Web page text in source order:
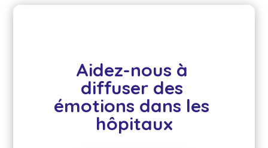
Aidez-nous à
diffuser des
émotions dans les
hôpitaux